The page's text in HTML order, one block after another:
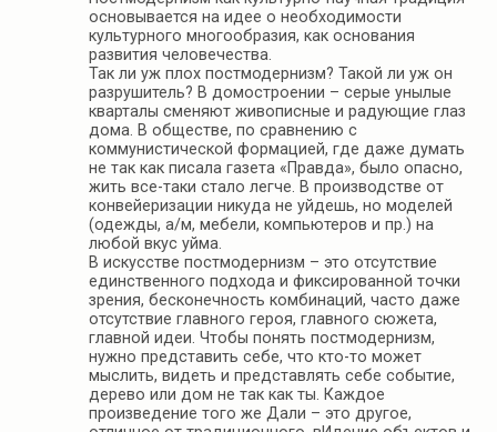
основывается на идее о необходимости
культурного многообразия, как основания
развития человечества.
Так ли уж плох постмодернизм? Такой ли уж он
разрушитель? В домостроении – серые унылые
кварталы сменяют живописные и радующие глаз
дома. В обществе, по сравнению с
коммунистической формацией, где даже думать
не так как писала газета «Правда», было опасно,
жить все-таки стало легче. В производстве от
конвейеризации никуда не уйдешь, но моделей
(одежды, а/м, мебели, компьютеров и пр.) на
любой вкус уйма.
В искусстве постмодернизм – это отсутствие
единственного подхода и фиксированной точки
зрения, бесконечность комбинаций, часто даже
отсутствие главного героя, главного сюжета,
главной идеи. Чтобы понять постмодернизм,
нужно представить себе, что кто-то может
мыслить, видеть и представлять себе событие,
дерево или дом не так как ты. Каждое
произведение того же Дали – это другое,